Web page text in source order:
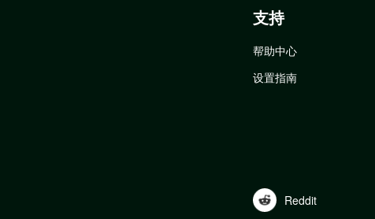
支持
帮助中心
设置指南
Reddit